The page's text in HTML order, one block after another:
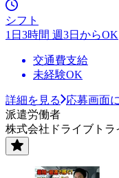
シフト
1日3時間 週3日からOK
交通費支給
未経験OK
詳細を見る
応募画面
派遣労働者
株式会社ドライブトラ